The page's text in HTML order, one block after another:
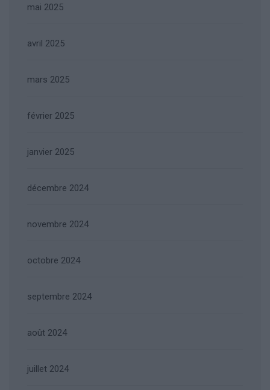
mai 2025
avril 2025
mars 2025
février 2025
janvier 2025
décembre 2024
novembre 2024
octobre 2024
septembre 2024
août 2024
juillet 2024